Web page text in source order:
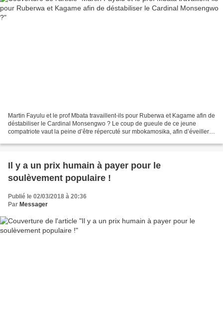
Martin Fayulu et le prof Mbata travaillent-ils pour Ruberwa et Kagame afin de
déstabiliser le Cardinal Monsengwo ? Le coup de gueule de ce jeune
compatriote vaut la peine d’être répercuté sur mbokamosika, afin d’éveiller
Il y a un prix humain à payer pour le
soulèvement populaire !
Publié le 02/03/2018 à 20:36
Par Messager